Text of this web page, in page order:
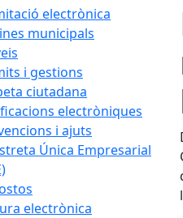
electrònica
municipals
i gestions
ciutadana
electròniques
i ajuts
Única Empresarial
electrònica